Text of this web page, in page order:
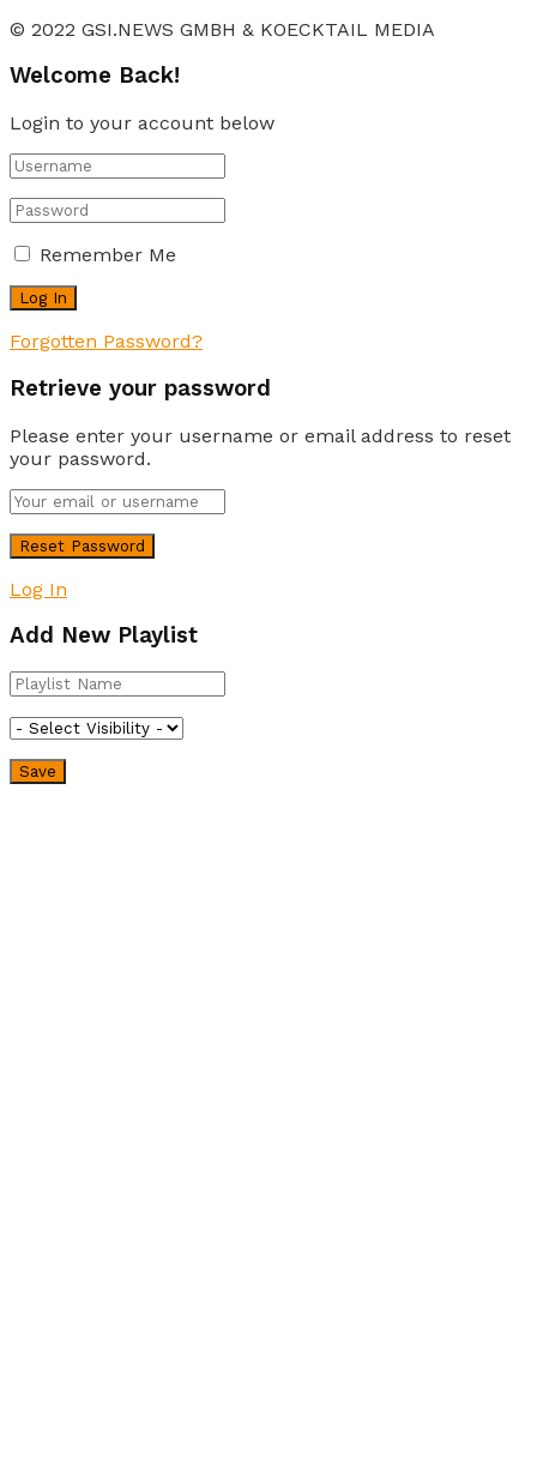
© 2022 GSI.NEWS GMBH & KOECKTAIL MEDIA
Welcome Back!
Login to your account below
Remember Me
Forgotten Password?
Retrieve your password
Please enter your username or email address to reset
your password.
Log In
Add New Playlist